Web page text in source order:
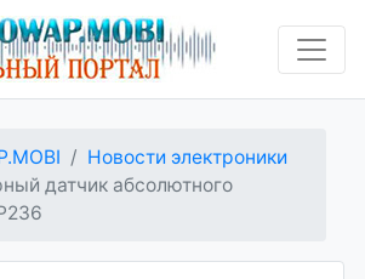
Новости электроники
датчик абсолютного